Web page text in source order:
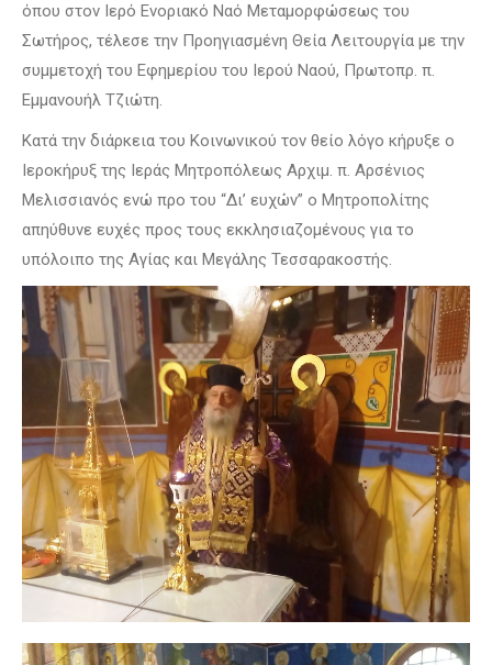
όπου στον Ιερό Ενοριακό Ναό Μεταμορφώσεως του
Σωτήρος, τέλεσε την Προηγιασμένη Θεία Λειτουργία με την
συμμετοχή του Εφημερίου του Ιερού Ναού, Πρωτοπρ. π.
Εμμανουήλ Τζιώτη.
Κατά την διάρκεια του Κοινωνικού τον θείο λόγο κήρυξε ο
Ιεροκήρυξ της Ιεράς Μητροπόλεως Αρχιμ. π. Αρσένιος
Μελισσιανός ενώ προ του “Δι’ ευχών” ο Μητροπολίτης
απηύθυνε ευχές προς τους εκκλησιαζομένους για το
υπόλοιπο της Αγίας και Μεγάλης Τεσσαρακοστής.